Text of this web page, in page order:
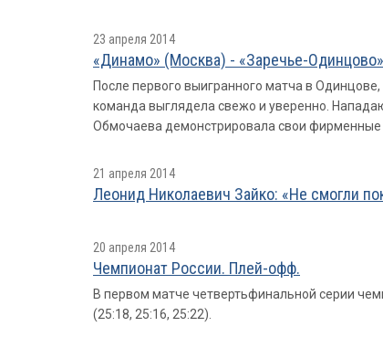
23 апреля 2014
«Динамо» (Москва) - «Заречье-
После первого выигранного матча в
команда выглядела свежо и уверенно.
Обмочаева демонстрировала свои фирменные
21 апреля 2014
Леонид Николаевич Зайко: «Не смогли
20 апреля 2014
Чемпионат России. Плей-офф.
В первом матче четвертьфинальной серии
(25:18, 25:16, 25:22).